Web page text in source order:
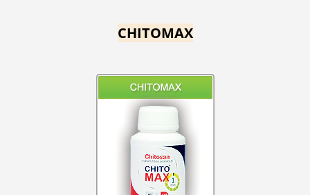
CHITOMAX